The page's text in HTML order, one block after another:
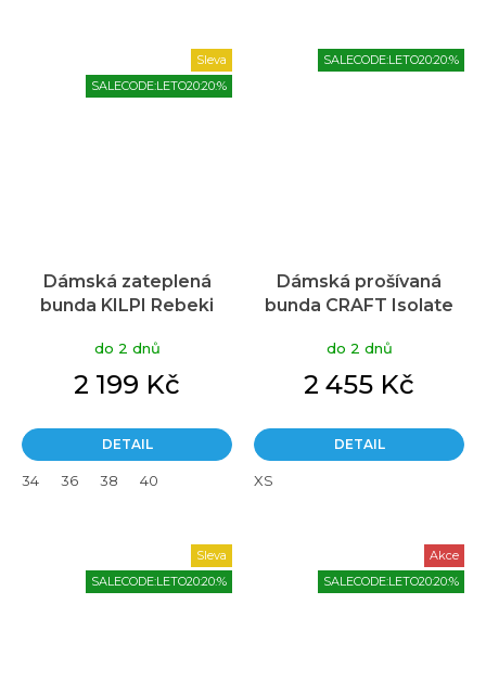
Sleva
SALECODE:LETO20:20:%
Dámská zateplená
bunda KILPI Rebeki
do 2 dnů
2 199 Kč
DETAIL
34 36 38 40
SALECODE:LETO20:20:%
Dámská prošívaná
bunda CRAFT Isolate
do 2 dnů
2 455 Kč
DETAIL
XS
Sleva
SALECODE:LETO20:20:%
Akce
SALECODE:LETO20:20:%